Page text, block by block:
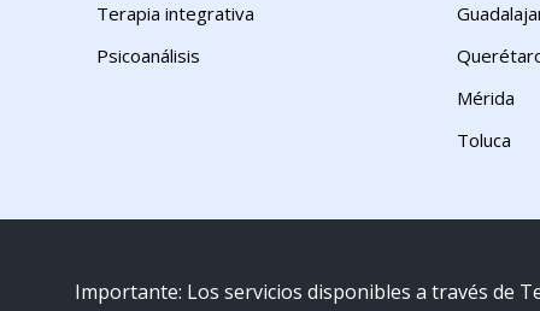
Terapia integrativa
Psicoanálisis
Mérida
Toluca
Importante: Los servicios disponibles a través de